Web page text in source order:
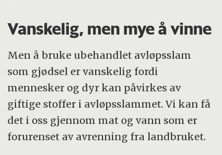
Vanskelig, men mye å vinne
Men å bruke ubehandlet avløpsslam
som gjødsel er vanskelig fordi
mennesker og dyr kan påvirkes av
giftige stoffer i avløpsslammet. Vi kan få
det i oss gjennom mat og vann som er
forurenset av avrenning fra landbruket.